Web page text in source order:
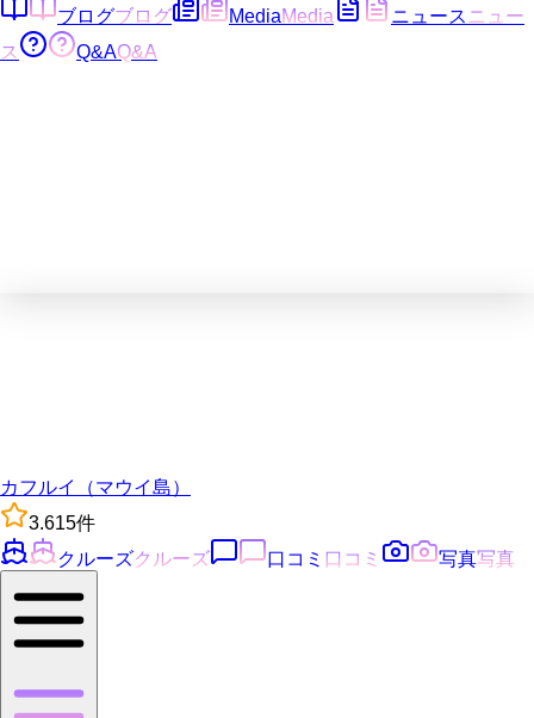
ブログブログ MediaMedia ニュース ニュー
ス
Q&AQ&A
カフルイ（マウイ島）
3.615件
クルーズクルーズ 口コミ 口コミ 写真写真